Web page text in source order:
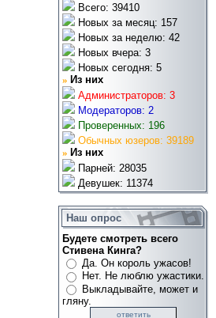
Всего: 39410
Новых за месяц: 157
Новых за неделю: 42
Новых вчера: 3
Новых сегодня: 5
» Из них
Администраторов: 3
Модераторов: 2
Проверенных: 196
Обычных юзеров: 39189
» Из них
Парней: 28035
Девушек: 11374
Наш опрос
Будете смотреть всего
Стивена Кинга?
Да. Он король ужасов!
Нет. Не люблю ужастики.
Выкладывайте, может и
гляну.